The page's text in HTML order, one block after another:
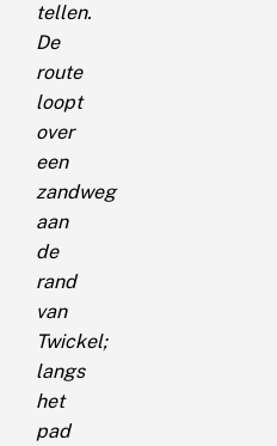
tellen.
De
route
loopt
over
een
zandweg
aan
de
rand
van
Twickel;
langs
het
pad